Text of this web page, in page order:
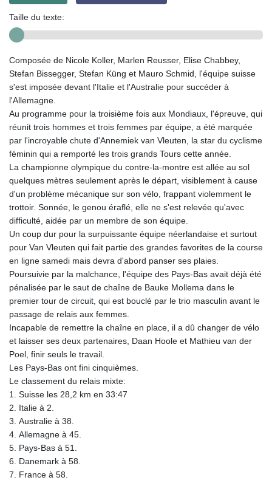
Taille du texte:
Composée de Nicole Koller, Marlen Reusser, Elise Chabbey,
Stefan Bissegger, Stefan Küng et Mauro Schmid, l'équipe suisse
s'est imposée devant l'Italie et l'Australie pour succéder à
l'Allemagne.
Au programme pour la troisième fois aux Mondiaux, l'épreuve, qui
réunit trois hommes et trois femmes par équipe, a été marquée
par l'incroyable chute d'Annemiek van Vleuten, la star du cyclisme
féminin qui a remporté les trois grands Tours cette année.
La championne olympique du contre-la-montre est allée au sol
quelques mètres seulement après le départ, visiblement à cause
d'un problème mécanique sur son vélo, frappant violemment le
trottoir. Sonnée, le genou éraflé, elle ne s'est relevée qu'avec
difficulté, aidée par un membre de son équipe.
Un coup dur pour la surpuissante équipe néerlandaise et surtout
pour Van Vleuten qui fait partie des grandes favorites de la course
en ligne samedi mais devra d'abord panser ses plaies.
Poursuivie par la malchance, l'équipe des Pays-Bas avait déjà été
pénalisée par le saut de chaîne de Bauke Mollema dans le
premier tour de circuit, qui est bouclé par le trio masculin avant le
passage de relais aux femmes.
Incapable de remettre la chaîne en place, il a dû changer de vélo
et laisser ses deux partenaires, Daan Hoole et Mathieu van der
Poel, finir seuls le travail.
Les Pays-Bas ont fini cinquièmes.
Le classement du relais mixte:
1. Suisse les 28,2 km en 33:47
2. Italie à 2.
3. Australie à 38.
4. Allemagne à 45.
5. Pays-Bas à 51.
6. Danemark à 58.
7. France à 58.